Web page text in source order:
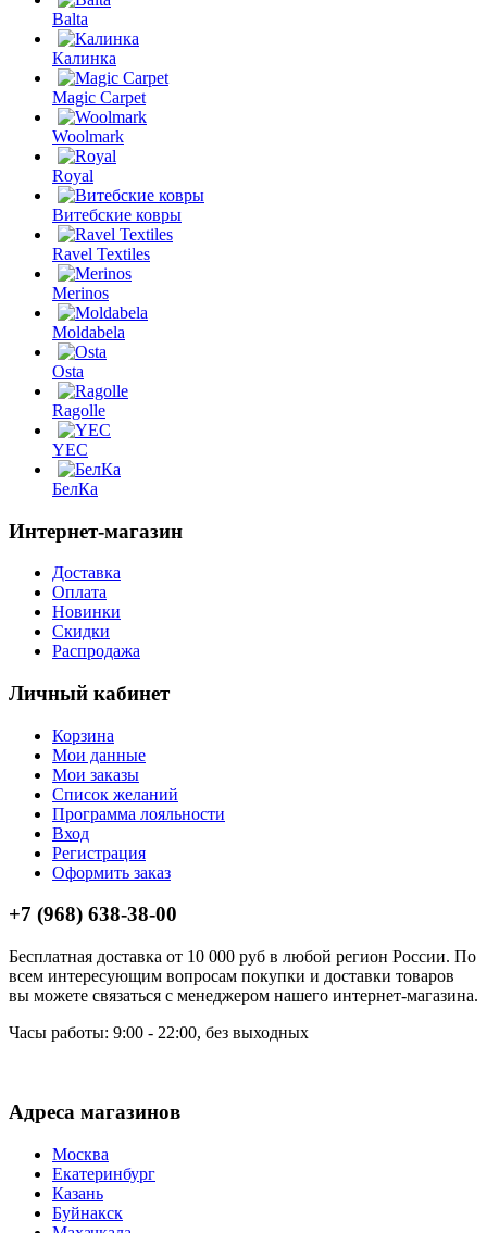
Balta
Калинка
Magic Carpet
Woolmark
Royal
Витебские ковры
Ravel Textiles
Merinos
Moldabela
Osta
Ragolle
YEC
БелКа
Интернет-магазин
Доставка
Оплата
Новинки
Скидки
Распродажа
Личный кабинет
Корзина
Мои данные
Мои заказы
Список желаний
Программа лояльности
Вход
Регистрация
Оформить заказ
+7 (968) 638-38-00
Бесплатная доставка от 10 000 руб в любой регион России. По
всем интересующим вопросам покупки и доставки товаров
вы можете связаться с менеджером нашего интернет-магазина.
Часы работы: 9:00 - 22:00, без выходных
Адреса магазинов
Москва
Екатеринбург
Казань
Буйнакск